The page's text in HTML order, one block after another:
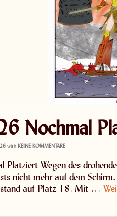
Nochmal
with KEINE KOMMENTARE
Wegen des
nicht mehr auf dem
auf Platz 18. Mit …